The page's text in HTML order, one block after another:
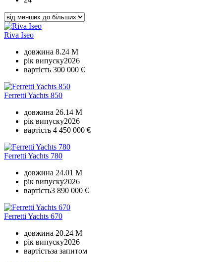
Riva Iseo
довжина 8.24 M
рік випуску2026
вартість 300 000 €
Ferretti Yachts 850
довжина 26.14 M
рік випуску2026
вартість 4 450 000 €
Ferretti Yachts 780
довжина 24.01 M
рік випуску2026
вартість3 890 000 €
Ferretti Yachts 670
довжина 20.24 M
рік випуску2026
вартістьза запитом